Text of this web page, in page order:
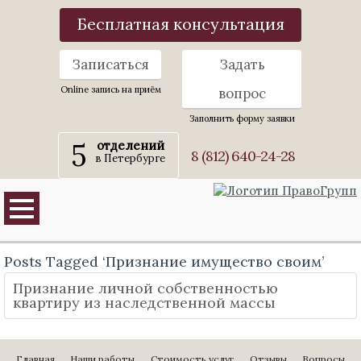
Бесплатная консультация
Записаться
Online запись на приём
Задать
вопрос
Заполнить форму заявки
5 отделений
в Петербурге 8 (812) 640-24-28
Posts Tagged ‘Признание имущество своим’
Признание личной собственностью
квартиру из наследственной массы